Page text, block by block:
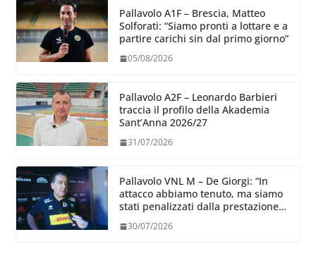
Pallavolo A1F – Brescia, Matteo
Solforati: “Siamo pronti a lottare e a
partire carichi sin dal primo giorno”
05/08/2026
Pallavolo A2F – Leonardo Barbieri
traccia il profilo della Akademia
Sant’Anna 2026/27
31/07/2026
Pallavolo VNL M – De Giorgi: “In
attacco abbiamo tenuto, ma siamo
stati penalizzati dalla prestazione
30/07/2026